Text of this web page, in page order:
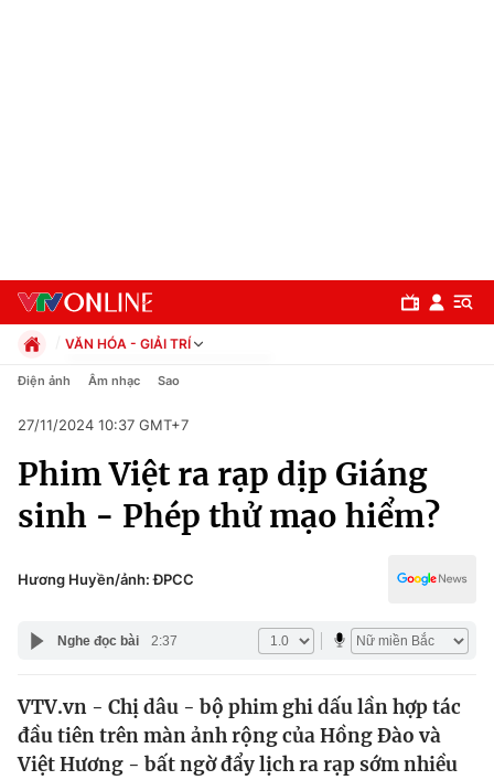
Chuyên mục
Chính trị
Pháp luật
Thế giới
VĂN HÓA - GIẢI TRÍ
Chính trị
Pháp luật
Kinh tế
Thể thao
Truyền hình
Y tế
Công nghệ
Điện ảnh Âm nhạc Sao
27/11/2024 10:37 GMT+7
Phim Việt ra rạp dịp Giáng
sinh - Phép thử mạo hiểm?
Hương Huyền/ảnh: ĐPCC
Nghe đọc bài 2:37
VTV.vn - Chị dâu - bộ phim ghi dấu lần hợp tác
đầu tiên trên màn ảnh rộng của Hồng Đào và
Việt Hương - bất ngờ đẩy lịch ra rạp sớm nhiều